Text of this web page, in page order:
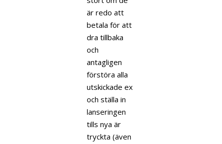
är redo att
betala för att
dra tillbaka
och
antagligen
förstöra alla
utskickade ex
och ställa in
lanseringen
tills nya är
tryckta (även